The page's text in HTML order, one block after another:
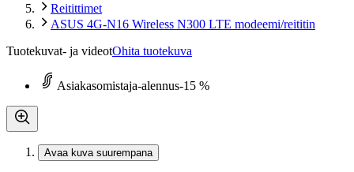
Reitittimet
ASUS 4G-N16 Wireless N300 LTE modeemi/reititin
Tuotekuvat- ja videotOhita tuotekuva
Asiakasomistaja-alennus-15 %
Avaa kuva suurempana